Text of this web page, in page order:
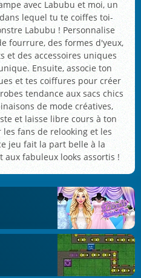
avec Labubu et moi, un
lequel tu te coiffes toi-
Labubu ! Personnalise
fourrure, des formes d'yeux,
et des accessoires uniques
Ensuite, associe ton
et tes coiffures pour créer
tendance aux sacs chics
de mode créatives,
et laisse libre cours à ton
fans de relooking et les
jeu fait la part belle à la
fabuleux looks assortis !